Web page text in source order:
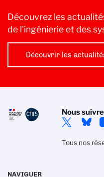
Découvrez les
de l'ingénierie et des
Découvrir les
Nous suivre
Tous nos
NAVIGUER